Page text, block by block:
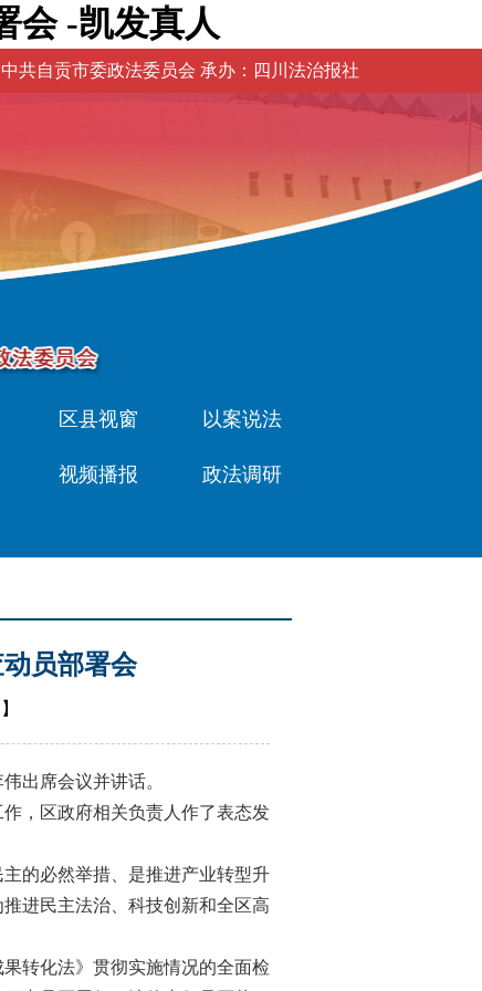
会 -凯发真人
共自贡市委政法委员会 承办：四川法治报社
区县视窗 以案说法
视频播报 政法调研
员部署会
】
出席会议并讲话。
，区政府相关负责人作了表态发
的必然举措、是推进产业转型升
进民主法治、科技创新和全区高
转化法》贯彻实施情况的全面检